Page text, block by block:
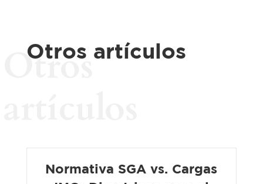
Otros artículos
Otros
Normativa SGA vs. Cargas